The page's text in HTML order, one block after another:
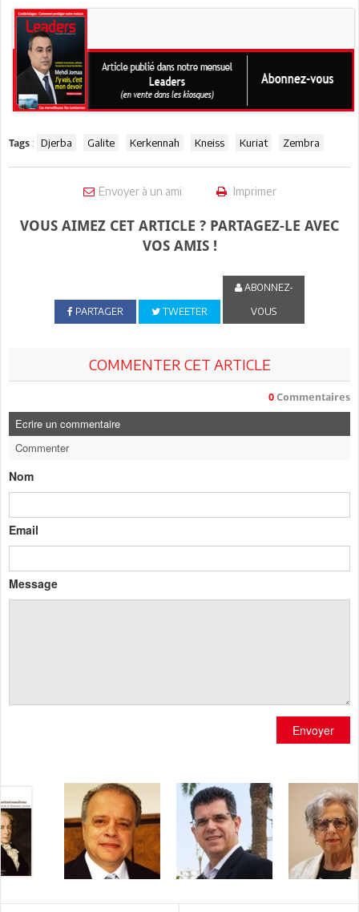
Tags : Djerba Galite Kerkennah Kneiss Kuriat Zembra
Envoyer à un ami Imprimer
VOUS AIMEZ CET ARTICLE ? PARTAGEZ-LE AVEC
VOS AMIS !
PARTAGER TWEETER
ABONNEZ-
VOUS
COMMENTER CET ARTICLE
0 Commentaires
Ecrire un commentaire
Commenter
Nom
Email
Message
Envoyer